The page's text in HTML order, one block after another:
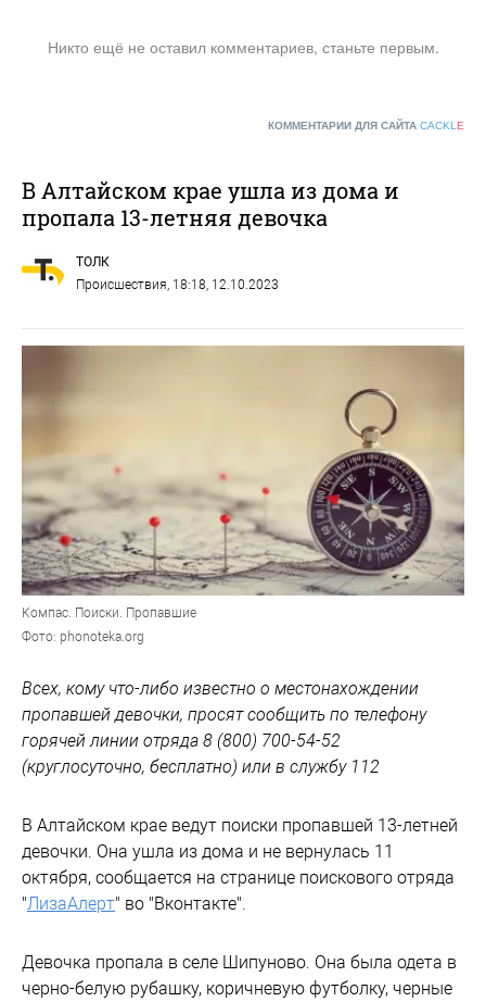
Никто ещё не оставил комментариев, станьте первым.
КОММЕНТАРИИ ДЛЯ САЙТА CACKL E
В Алтайском крае ушла из дома и
пропала 13-летняя девочка
ТОЛК
Происшествия, 18:18, 12.10.2023
Компас. Поиски. Пропавшие
Фото: phonoteka.org
Всех, кому что-либо известно о местонахождении
пропавшей девочки, просят сообщить по телефону
горячей линии отряда 8 (800) 700-54-52
(круглосуточно, бесплатно) или в службу 112
В Алтайском крае ведут поиски пропавшей 13-летней
девочки. Она ушла из дома и не вернулась 11
октября, сообщается на странице поискового отряда
"ЛизаАлерт" во "Вконтакте".
Девочка пропала в селе Шипуново. Она была одета в
черно-белую рубашку, коричневую футболку, черные